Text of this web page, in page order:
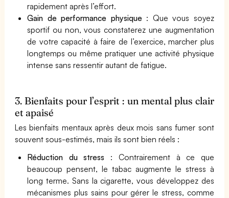
rapidement après l’effort.
Gain de performance physique: Que vous soyez
sportif ou non, vous constaterez une augmentation
de votre capacité à faire de l’exercice, marcher plus
longtemps ou même pratiquer une activité physique
intense sans ressentir autant de fatigue.
3. Bienfaits pour l’esprit : un mental plus clair
et apaisé
Les bienfaits mentaux après deux mois sans fumer sont
souvent sous-estimés, mais ils sont bien réels :
Réduction du stress : Contrairement à ce que
beaucoup pensent, le tabac augmente le stress à
long terme. Sans la cigarette, vous développez des
mécanismes plus sains pour gérer le stress, comme